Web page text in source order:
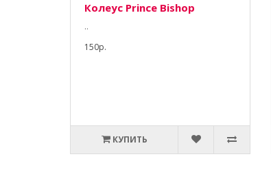
Колеус Prince Bishop
..
150р.
КУПИТЬ